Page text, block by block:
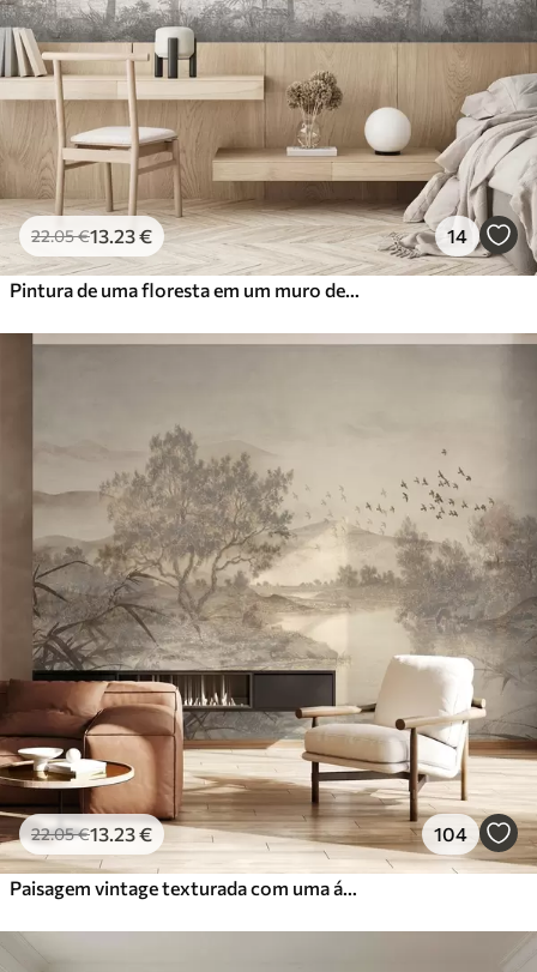
56.6734.00€/m²
Vinil Premium
65.00 .00 /m²
Peel and Stick
81.6749.00€/m²
22.05€13 .23€ 14
22.05€13 .23€ 104